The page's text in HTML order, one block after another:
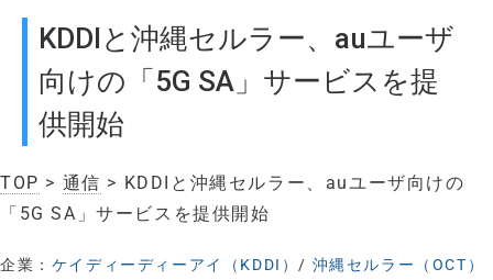
KDDIと沖縄セルラー、auユーザ
向けの「5G SA」サービスを提
供開始
TOP > 通信 > KDDIと沖縄セルラー、auユーザ向けの
「5G SA」サービスを提供開始
企業： ケイディーディーアイ（KDDI）/ 沖縄セルラー（OCT）